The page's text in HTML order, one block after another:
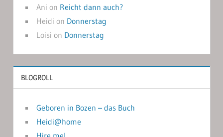
Ani on Reicht dann auch?
Heidi on Donnerstag
Loisi on Donnerstag
BLOGROLL
Geboren in Bozen – das Buch
Heidi@home